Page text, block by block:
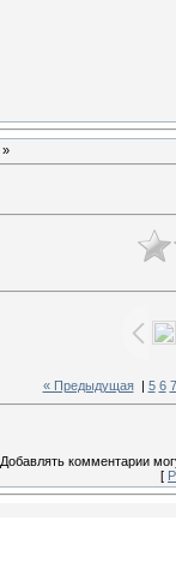
»
« Предыдущая| 5 6 7
Добавлять комментарии
[